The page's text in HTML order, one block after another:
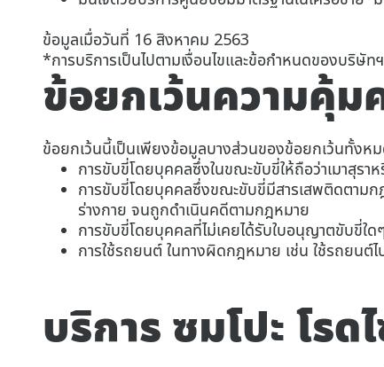
ข้อมูลเมื่อวันที่ 16 สิงหาคม 2563
*การบริการเป็นไปตามเงื่อนไขและข้อกำหนดของบริษัทฯ
ข้อยกเว้นความคุ้
ข้อยกเว้นนี้เป็นเพียงข้อมูลบางส่วนของข้อยกเว้นทั้งห
การขับขี่โดยบุคคลซึ่งในขณะขับขี่ให้ถือว่าเมาสุรา
การขับขี่โดยบุคคลซึ่งขณะขับขี่มีสารเสพติดตาม
ร่างกาย จนถูกดำเนินคดีตามกฎหมาย
การขับขี่โดยบุคคลที่ไม่เคยได้รับใบอนุญาตขับขี่
การใช้รถยนต์ ในทางผิดกฎหมาย เช่น ใช้รถยนต์
บริการ ซมโปะ โร